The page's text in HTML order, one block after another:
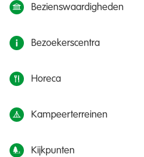
Bezienswaardigheden
Bezoekerscentra
Horeca
Kampeerterreinen
Kijkpunten